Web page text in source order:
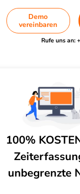
Demo
vereinbaren
Rufe uns an:
100%
unbegrenzte